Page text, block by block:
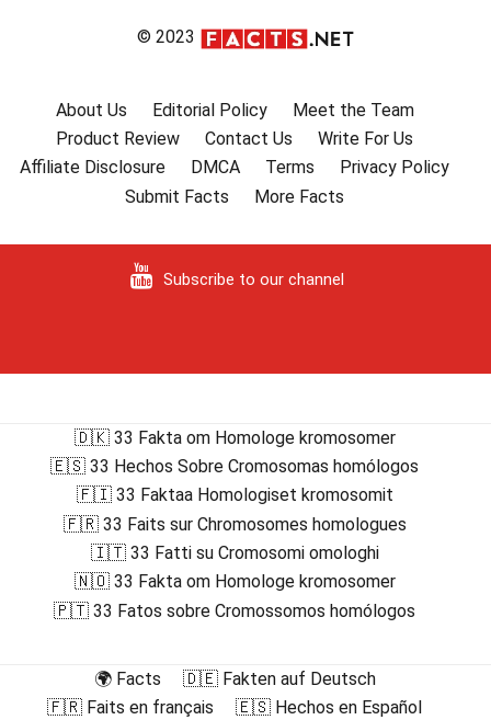
© 2023
About Us Editorial Policy
Meet the Team
Product Review
Contact Us
Write For Us
Affiliate Disclosure
DMCA Terms
Privacy Policy
Submit Facts
More Facts
Subscribe to our channel
🇩🇰 33 Fakta om Homologe kromosomer
🇪🇸 33 Hechos Sobre Cromosomas homólogos
🇫🇮 33 Faktaa Homologiset kromosomit
🇫🇷 33 Faits sur Chromosomes homologues
🇮🇹 33 Fatti su Cromosomi omologhi
🇳🇴 33 Fakta om Homologe kromosomer
🇵🇹 33 Fatos sobre Cromossomos homólogos
🌍 Facts
🇩🇪 Fakten auf Deutsch
🇫🇷 Faits en français
🇪🇸 Hechos en Español